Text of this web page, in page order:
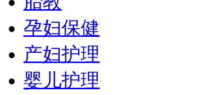
孕妇保健
产妇护理
婴儿护理